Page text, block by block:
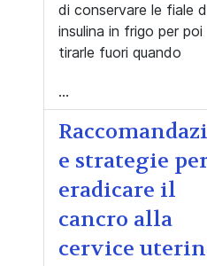
di conservare le fiale
insulina in frigo per poi
tirarle fuori quando
...
e strategie
eradicare il
cancro alla
cervice